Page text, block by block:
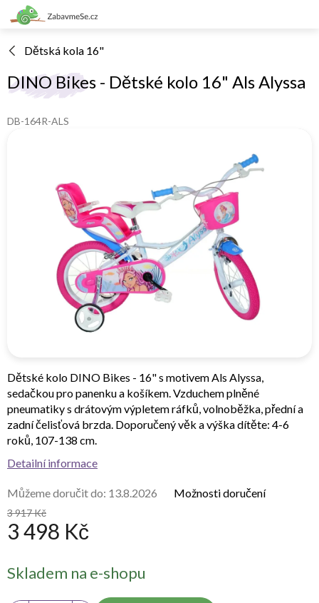
Přejít
na
Dětská kola 16"
DINO Bikes - Dětské kolo 16" Als Alyssa
DB-164R-ALS
3 917 Kč
3 498 Kč
cena:
Skladem na e-shopu
Můžeme doručit do: 13.8.2026 Možnosti doručení
Dětské kolo DINO Bikes - 16" s motivem Als Alyssa,
sedačkou pro panenku a košíkem. Vzduchem plněné
pneumatiky s drátovým výpletem ráfků, volnoběžka, přední a
zadní čelisťová brzda. Doporučený věk a výška dítěte: 4-6
roků, 107-138 cm.
Detailní informace